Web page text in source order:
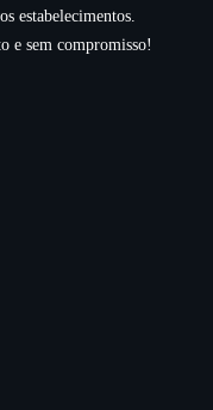
estabelecimentos.
e sem compromisso!